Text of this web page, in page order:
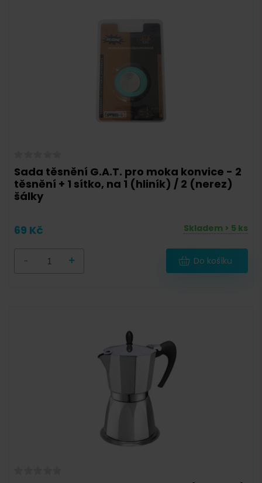
Sada těsnění G.A.T. pro moka konvice - 2
těsnění + 1 sítko, na 1 (hliník) / 2 (nerez)
šálky
69 Kč Skladem > 5 ks
+ Do košíku